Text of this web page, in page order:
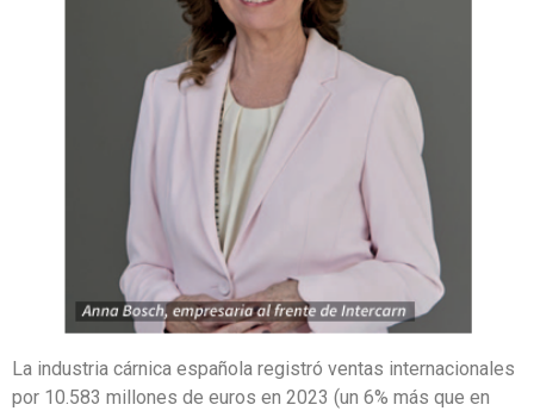
La industria cárnica española registró ventas internacionales
por 10.583 millones de euros en 2023 (un 6% más que en